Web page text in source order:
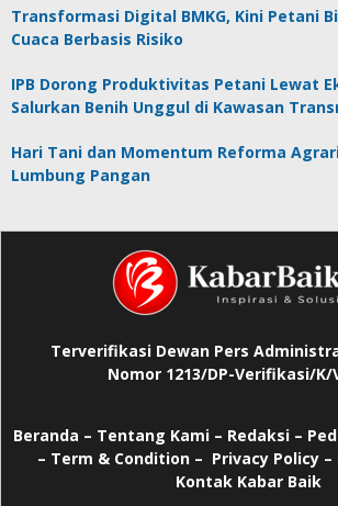
Transformasi Digital BMKG, Kini Petani
Cuaca Berbasis Risiko
IPB Dorong Produktivitas Petani Lewat
Salurkan Benih Unggul di Kawasan
Hari Tani dan Momentum Reforma
Lumbung Pangan
Terverifikasi Dewan Pers
Nomor 1213/DP-Verifikasi/K/
Beranda – Tentang Kami – Redaksi –
– Term & Condition – Privacy Policy–
Kontak Kabar Baik